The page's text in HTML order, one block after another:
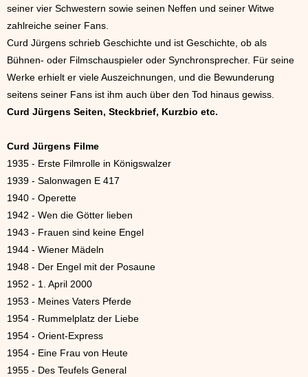
seiner vier Schwestern sowie seinen Neffen und seiner Witwe
zahlreiche seiner Fans.
Curd Jürgens schrieb Geschichte und ist Geschichte, ob als
Bühnen- oder Filmschauspieler oder Synchronsprecher. Für seine
Werke erhielt er viele Auszeichnungen, und die Bewunderung
seitens seiner Fans ist ihm auch über den Tod hinaus gewiss.
Curd Jürgens Seiten, Steckbrief, Kurzbio etc.
Curd Jürgens Filme
1935 - Erste Filmrolle in Königswalzer
1939 - Salonwagen E 417
1940 - Operette
1942 - Wen die Götter lieben
1943 - Frauen sind keine Engel
1944 - Wiener Mädeln
1948 - Der Engel mit der Posaune
1952 - 1. April 2000
1953 - Meines Vaters Pferde
1954 - Rummelplatz der Liebe
1954 - Orient-Express
1954 - Eine Frau von Heute
1955 - Des Teufels General